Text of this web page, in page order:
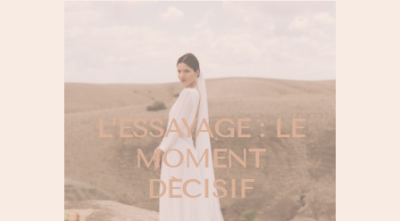
L’ESSAYAGE : LE
MOMENT
DÉCISIF